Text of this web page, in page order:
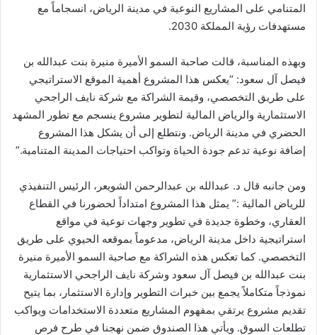
المتنامي على المشاريع النوعية في مدينة الرياض، انسجاماً مع
مستهدفات رؤية المملكة 2030.
وبهذه المناسبة، قالت صاحبة السمو الأميرة منيرة بنت عبدالله بن
فيصل آل سعود: “يعكس هذا المشروع أهمية الموقع الاستراتيجي
على طريق التخصصي، وقيمة الشراكة مع شركة نايف الراجحي
الاستثمارية والرياض المالية لتطوير مشروع ينسجم مع تطور المشهد
الحضري في مدينة الرياض. ونتطلع إلى أن يشكل هذا المشروع
إضافة نوعية تدعم جودة الحياة وتواكب احتياجات المدينة المتنامية.”
ومن جانبه قال د. عبدالله بن عبدالرحمن الشويعر، الرئيس التنفيذي
للرياض المالية :” يمثل هذا المشروع امتداداً لحضورنا في القطاع
العقاري، وخطوة جديدة في تطوير وجهات نوعية في مواقع
استراتيجية داخل مدينة الرياض، مدعوماً بموقعه الحيوي على طريق
التخصصي. كما تعكس هذه الشراكة مع صاحبة السمو الأميرة منيرة
بنت عبدالله بن فيصل آل سعود وشركة نايف الراجحي الاستثمارية
نموذجاً متكاملاً يجمع بين خبرات التطوير وإدارة الاستثمار، بما يتيح
تقديم مشروع يرتقي بمفهوم المشاريع متعددة الاستخدامات ويواكب
تطلعات السوق. ويأتي هذا الصندوق ضمن نهجنا في طرح فرص